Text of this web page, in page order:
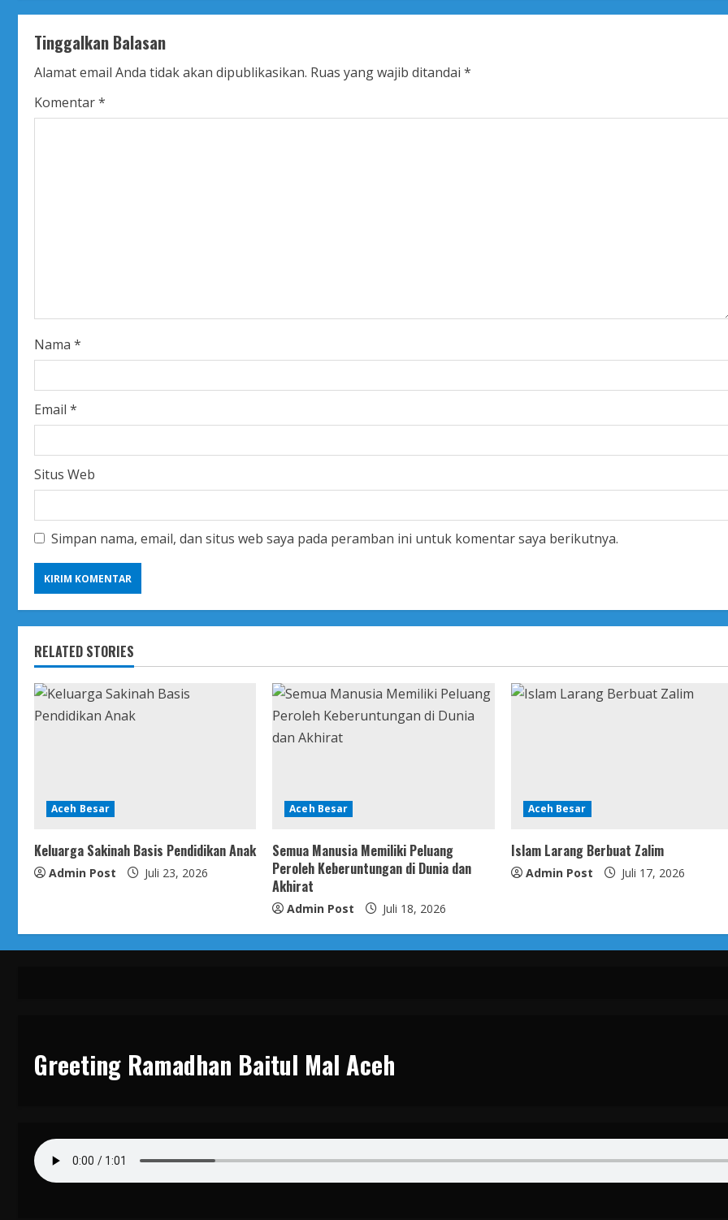
t
i
n
u
i
n
g
Tinggalkan Balasan
Alamat email Anda tidak akan dipublikasikan. Ruas yang wajib ditandai *
Komentar*
Nama *
Email *
Situs Web
Simpan nama, email, dan situs web saya pada peramban ini untuk komentar saya berikutnya.
RELATED STORIES
Aceh Besar
Keluarga Sakinah Basis Pendidikan Anak
Admin Post Juli 23, 2026
Aceh Besar
Semua Manusia Memiliki Peluang
Peroleh Keberuntungan di Dunia dan
Akhirat
Admin Post Juli 18, 2026
Aceh Besar
Islam Larang Berbuat Zalim
Admin Post Juli 17, 2026
Greeting Ramadhan Baitul Mal Aceh